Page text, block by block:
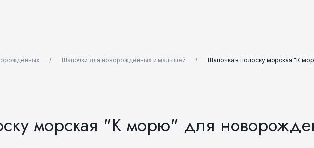
Шапочки для новорождённых и малышей Шапочка в полоску морская "К
морская "К морю" для